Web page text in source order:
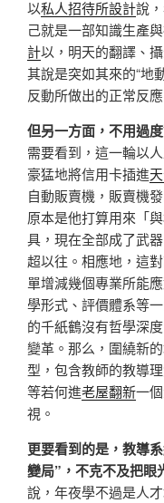
以私人招待所設計說
己就是一部知識生產
計以，明天的翻譯、
其說是突如其來的“地
反動所做出的正常反應
但另一方面，不用過
需要看到，這一輪以
豪猛地將信用卡插進
自動販賣機，販賣機
原本是他打算用來「
具，現在全部成了武
超以往。相應地，這
單增減幾個專業所能
學形式、評價體系等
的千紙鶴沒有哲學深
變革。那么，圍繞新
型，包含教師的教導
等若何進老屋翻新一
視。
更要看到的是，教導
變局”，不克不及把眼
說，年夜學不過是人